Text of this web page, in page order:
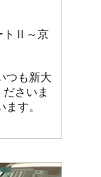
トⅡ～京
つも新大
さいま
す。